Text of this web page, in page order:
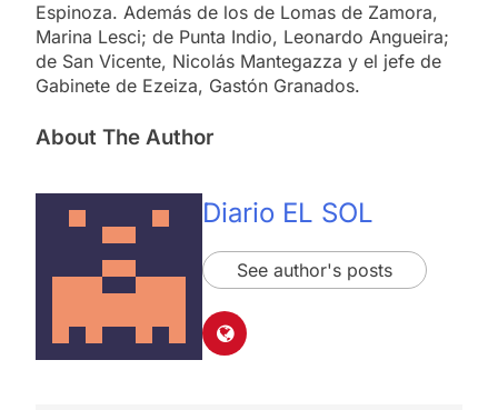
Espinoza. Además de los de Lomas de Zamora,
Marina Lesci; de Punta Indio, Leonardo Angueira;
de San Vicente, Nicolás Mantegazza y el jefe de
Gabinete de Ezeiza, Gastón Granados.
About The Author
Diario EL SOL
See author's posts